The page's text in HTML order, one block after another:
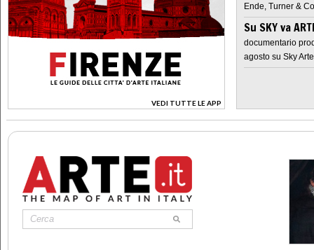
VEDI TUTTE LE APP
>
Ende, Turner &
Su SKY va
documentario
agosto su Sky Arte